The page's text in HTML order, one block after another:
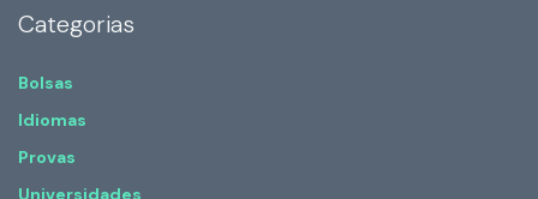
Categorias
Bolsas
Idiomas
Provas
Universidades